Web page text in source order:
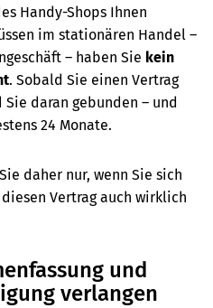
Handy-Shops Ihnen
im stationären Handel –
– haben Sie kein
. Sobald Sie einen Vertrag
daran gebunden – und
24 Monate.
daher nur, wenn Sie sich
Vertrag auch wirklich
und
verlangen